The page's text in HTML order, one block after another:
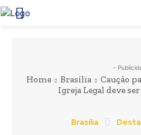
-
Home Brasília
Caução
Igreja Legal deve
Brasília